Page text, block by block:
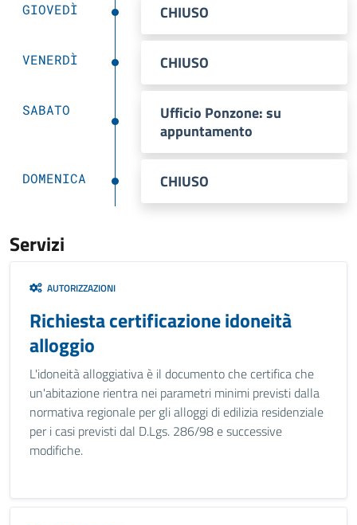
GIOVEDÌ CHIUSO
VENERDÌ CHIUSO
SABATO
Ufficio Ponzone: su
appuntamento
DOMENICA CHIUSO
Servizi
AUTORIZZAZIONI
Richiesta certificazione idoneità
alloggio
L'idoneità alloggiativa è il documento che certifica che
un'abitazione rientra nei parametri minimi previsti dalla
normativa regionale per gli alloggi di edilizia residenziale
per i casi previsti dal D.Lgs. 286/98 e successive
modifiche.